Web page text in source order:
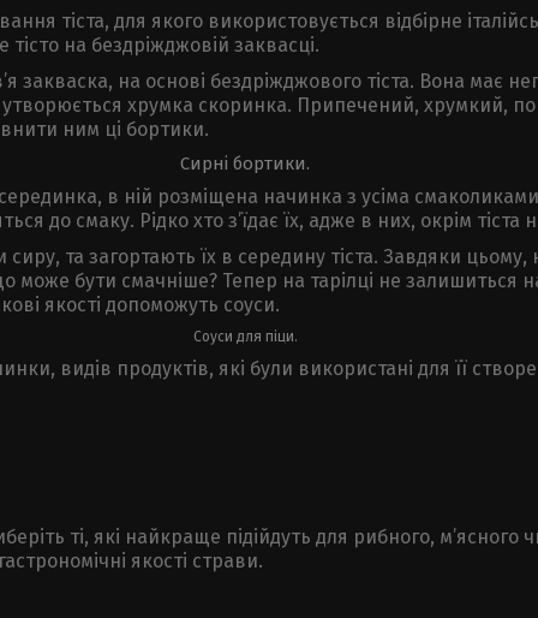
тіста, для якого використовується відбірне
на бездріжджовій заквасці.
закваска, на основі бездріжджового тіста. Вона має
утворюється хрумка скоринка. Припечений, хрумкий,
ним ці бортики.
Сирні бортики.
в ній розміщена начинка з усіма смаколиками.
до смаку. Рідко хто з’їдає їх, адже в них, окрім
та загортають їх в середину тіста. Завдяки
бути смачніше? Тепер на тарілці не залишиться
якості допоможуть соуси.
Соуси для піци.
видів продуктів, які були використані для її
ті, які найкраще підійдуть для рибного,
якості страви.